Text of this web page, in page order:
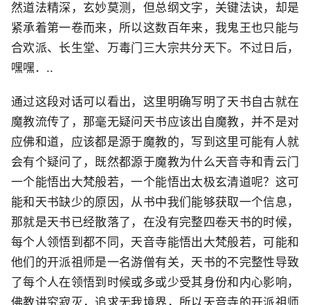
然道法精深，玄妙莫测，但总纲文字，关键法诀，却是
紧承着第一卷而来，所以这数百年来，我鬼王也只能与
合欢派、长生堂、万毒门三大宗共分天下。不过日后，
嘿嘿．..
通过这段对话可以看出，这里明确写明了天书自古就在
魔教流传了，那毫无疑问天书应该出自魔教，并不是对
应佛和道，应该都是源于魔教的，写到这里可能有人就
会有个疑问了，既然都源于魔教为什么天音寺和青云门
一个能悟出大梵般若，一个能悟出太极玄清道呢？这可
能和天书缺少的原因，从书中我们能够获取一个信息，
那就是天书已经散落了，在没有完整四卷天书的时候，
每个人领悟到都不同，天音寺能悟出大梵般若，可能和
他们的开派祖师是一名游僧有关，天书的不完整性导致
了每个人在领悟到时候或多或少受其身份和内心影响，